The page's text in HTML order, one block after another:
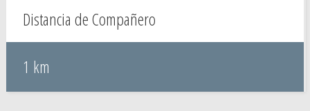
Distancia de Compañero
1 km